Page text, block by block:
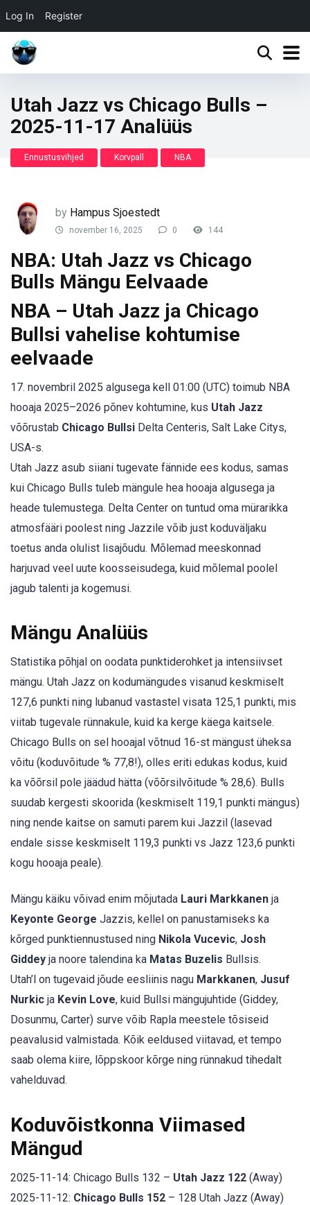
Log In Register
Utah Jazz vs Chicago Bulls –
2025-11-17 Analüüs
Ennustusvihjed Korvpall NBA
by Hampus Sjoestedt
november 16, 2025 0 144
NBA: Utah Jazz vs Chicago
Bulls Mängu Eelvaade
NBA – Utah Jazz ja Chicago
Bullsi vahelise kohtumise
eelvaade
17. novembril 2025 algusega kell 01:00 (UTC) toimub NBA
hooaja 2025–2026 põnev kohtumine, kus Utah Jazz
võõrustab Chicago Bullsi Delta Centeris, Salt Lake Citys,
USA-s.
Utah Jazz asub siiani tugevate fännide ees kodus, samas
kui Chicago Bulls tuleb mängule hea hooaja algusega ja
heade tulemustega. Delta Center on tuntud oma mürarikka
atmosfääri poolest ning Jazzile võib just koduväljaku
toetus anda olulist lisajõudu. Mõlemad meeskonnad
harjuvad veel uute koosseisudega, kuid mõlemal poolel
jagub talenti ja kogemusi.
Mängu Analüüs
Statistika põhjal on oodata punktiderohket ja intensiivset
mängu. Utah Jazz on kodumängudes visanud keskmiselt
127,6 punkti ning lubanud vastastel visata 125,1 punkti, mis
viitab tugevale rünnakule, kuid ka kerge käega kaitsele.
Chicago Bulls on sel hooajal võtnud 16-st mängust üheksa
võitu (koduvõitude % 77,8!), olles eriti edukas kodus, kuid
ka võõrsil pole jäädud hätta (võõrsilvõitude % 28,6). Bulls
suudab kergesti skoorida (keskmiselt 119,1 punkti mängus)
ning nende kaitse on samuti parem kui Jazzil (lasevad
endale sisse keskmiselt 119,3 punkti vs Jazz 123,6 punkti
kogu hooaja peale).
Mängu käiku võivad enim mõjutada Lauri Markkanen ja
Keyonte George Jazzis, kellel on panustamiseks ka
kõrged punktiennustused ning Nikola Vucevic, Josh
Giddey ja noore talendina ka Matas Buzelis Bullsis.
Utah’l on tugevaid jõude eesliinis nagu Markkanen, Jusuf
Nurkic ja Kevin Love, kuid Bullsi mängujuhtide (Giddey,
Dosunmu, Carter) surve võib Rapla meestele tõsiseid
peavalusid valmistada. Kõik eeldused viitavad, et tempo
saab olema kiire, lõppskoor kõrge ning rünnakud tihedalt
vahelduvad.
Koduvõistkonna Viimased
Mängud
2025-11-14: Chicago Bulls 132 – Utah Jazz 122 (Away)
2025-11-12: Chicago Bulls 152 – 128 Utah Jazz (Away)